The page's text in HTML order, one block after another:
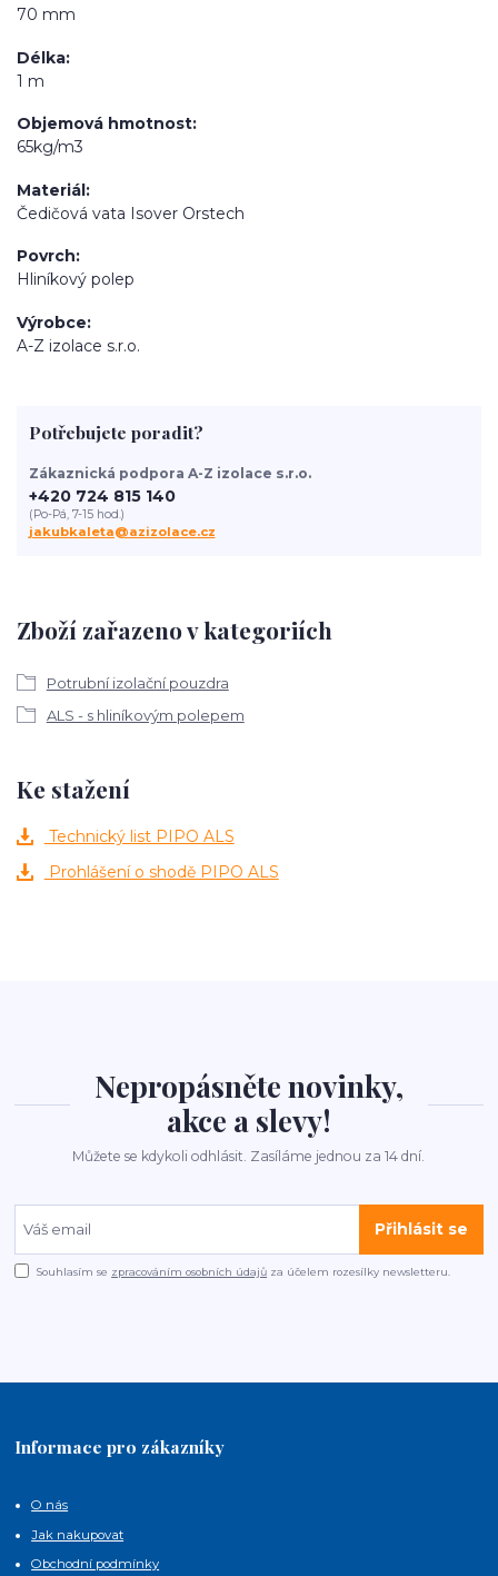
70 mm
Délka
1 m
Objemová hmotnost
65kg/m3
Materiál
Čedičová vata Isover Orstech
Povrch
Hliníkový polep
Výrobce
A-Z izolace s.r.o.
Zboží zařazeno v kategoriích
Potrubní izolační pouzdra
ALS - s hliníkovým polepem
Potřebujete poradit?
Zákaznická podpora A-Z izolace s.r.o.
+420 724 815 140
(Po-Pá, 7-15 hod.)
jakubkaleta@azizolace.cz
Ke stažení
Technický list PIPO ALS
Prohlášení o shodě PIPO ALS
Nepropásněte novinky,
akce a slevy!
Můžete se kdykoli odhlásit. Zasíláme jednou za 14 dní.
Přihlásit se
Souhlasím se zpracováním osobních údajů za účelem rozesílky newsletteru.
Informace pro zákazníky
O nás
Jak nakupovat
Obchodní podmínky